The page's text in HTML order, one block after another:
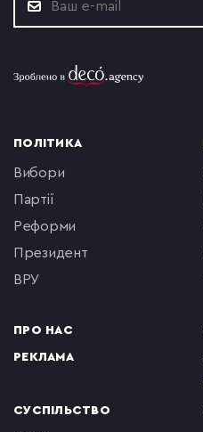
ПОЛІТИКА
вибори
партії
реформи
президент
ВРУ
ПРО НАС
РЕКЛАМА
СУСПІЛЬСТВО